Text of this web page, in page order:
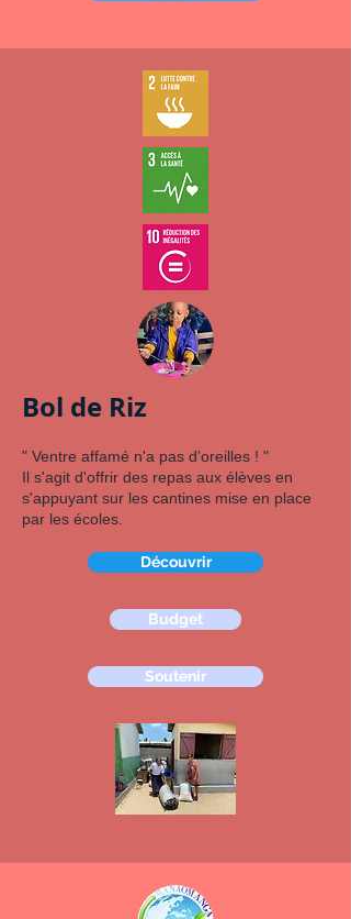
Bol de Riz
" Ventre affamé n'a pas d'oreilles ! "
Il s'agit d'offrir des repas aux élèves en
s'appuyant sur les cantines mise en place
par les écoles.
Découvrir
Budget
Soutenir